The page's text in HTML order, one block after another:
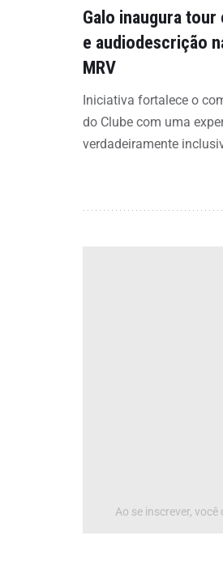
Galo inaugura tour
e audiodescrição
MRV
Iniciativa fortalece o
do Clube com uma
verdadeiramente
Ao se inscrever,